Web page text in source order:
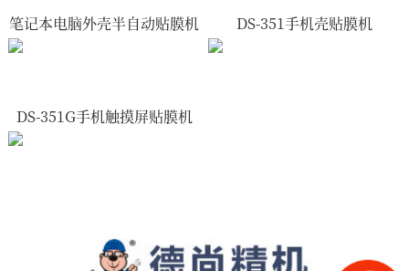
笔记本电脑外壳半自动贴膜机 DS-351手机壳贴膜机
DS-351G手机触摸屏贴膜机